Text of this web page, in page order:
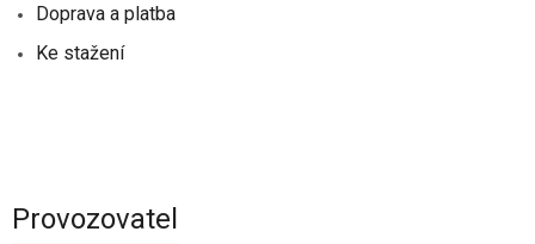
Doprava a platba
Ke stažení
Provozovatel